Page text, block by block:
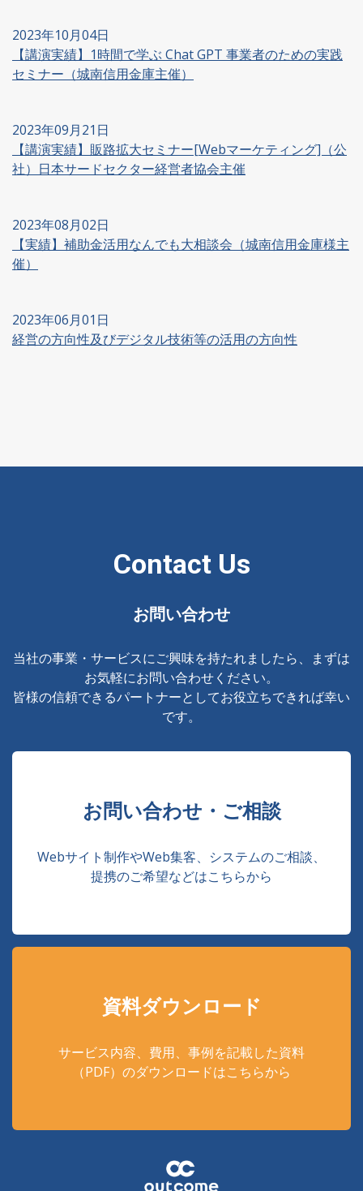
2023年10月04日
【講演実績】1時間で学ぶ Chat GPT 事業者のための実践
セミナー（城南信用金庫主催）
2023年09月21日
【講演実績】販路拡大セミナー[Webマーケティング]（公
社）日本サードセクター経営者協会主催
2023年08月02日
【実績】補助金活用なんでも大相談会（城南信用金庫様主
催）
2023年06月01日
経営の方向性及びデジタル技術等の活用の方向性
Contact Us
お問い合わせ
当社の事業・サービスにご興味を持たれましたら、まずは
お気軽にお問い合わせください。
皆様の信頼できるパートナーとしてお役立ちできれば幸い
です。
お問い合わせ・ご相談
Webサイト制作やWeb集客、システムのご相談、
提携のご希望などはこちらから
資料ダウンロード
サービス内容、費用、事例を記載した資料
（PDF）のダウンロードはこちらから